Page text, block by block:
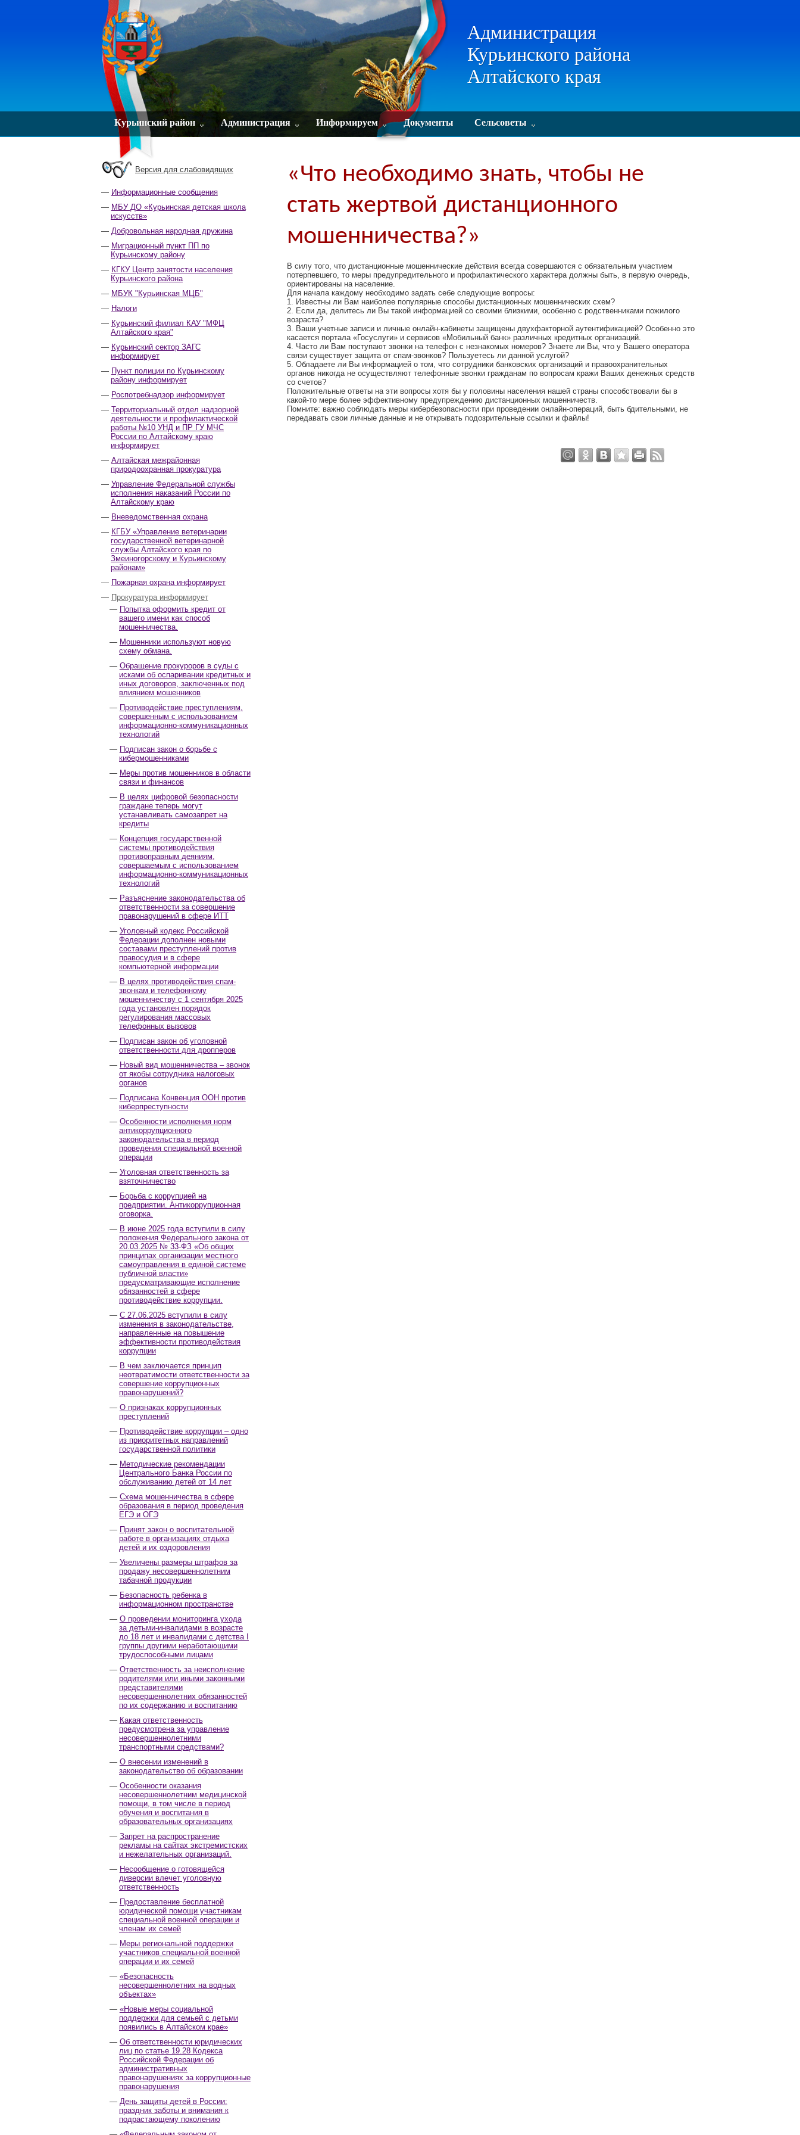
Администрация
Курьинского района
Алтайского края
Курьинский район Администрация Информируем Документы Сельсоветы
Версия для слабовидящих
Информационные сообщения
МБУ ДО «Курьинская детская школа
искусств»
Добровольная народная дружина
Миграционный пункт ПП по
Курьинскому району
КГКУ Центр занятости населения
Курьинского района
МБУК "Курьинская МЦБ"
Налоги
Курьинский филиал КАУ "МФЦ
Алтайского края"
Курьинский сектор ЗАГС
информирует
Пункт полиции по Курьинскому
району информирует
Роспотребнадзор информирует
Территориальный отдел надзорной
деятельности и профилактической
работы №10 УНД и ПР ГУ МЧС
России по Алтайскому краю
информирует
Алтайская межрайонная
природоохранная прокуратура
Управление Федеральной службы
исполнения наказаний России по
Алтайскому краю
Вневедомственная охрана
КГБУ «Управление ветеринарии
государственной ветеринарной
службы Алтайского края по
Змеиногорскому и Курьинскому
районам»
Пожарная охрана информирует
Прокуратура информирует
Попытка оформить кредит от
вашего имени как способ
мошенничества.
Мошенники используют новую
схему обмана.
Обращение прокуроров в суды с
исками об оспаривании кредитных и
иных договоров, заключенных под
влиянием мошенников
Противодействие преступлениям,
совершенным с использованием
информационно-коммуникационных
технологий
Подписан закон о борьбе с
кибермошенниками
Меры против мошенников в области
связи и финансов
В целях цифровой безопасности
граждане теперь могут
устанавливать самозапрет на
кредиты
Концепция государственной
системы противодействия
противоправным деяниям,
совершаемым с использованием
информационно-коммуникационных
технологий
Разъяснение законодательства об
ответственности за совершение
правонарушений в сфере ИТТ
Уголовный кодекс Российской
Федерации дополнен новыми
составами преступлений против
правосудия и в сфере
компьютерной информации
В целях противодействия спам-
звонкам и телефонному
мошенничеству с 1 сентября 2025
года установлен порядок
регулирования массовых
телефонных вызовов
Подписан закон об уголовной
ответственности для дропперов
Новый вид мошенничества – звонок
от якобы сотрудника налоговых
органов
Подписана Конвенция ООН против
киберпреступности
Особенности исполнения норм
антикоррупционного
законодательства в период
проведения специальной военной
операции
Уголовная ответственность за
взяточничество
Борьба с коррупцией на
предприятии. Антикоррупционная
оговорка.
В июне 2025 года вступили в силу
положения Федерального закона от
20.03.2025 № 33-ФЗ «Об общих
принципах организации местного
самоуправления в единой системе
публичной власти»
предусматривающие исполнение
обязанностей в сфере
противодействие коррупции.
С 27.06.2025 вступили в силу
изменения в законодательстве,
направленные на повышение
эффективности противодействия
коррупции
В чем заключается принцип
неотвратимости ответственности за
совершение коррупционных
правонарушений?
О признаках коррупционных
преступлений
Противодействие коррупции – одно
из приоритетных направлений
государственной политики
Методические рекомендации
Центрального Банка России по
обслуживанию детей от 14 лет
Схема мошенничества в сфере
образования в период проведения
ЕГЭ и ОГЭ
Принят закон о воспитательной
работе в организациях отдыха
детей и их оздоровления
Увеличены размеры штрафов за
продажу несовершеннолетним
табачной продукции
Безопасность ребенка в
информационном пространстве
О проведении мониторинга ухода
за детьми-инвалидами в возрасте
до 18 лет и инвалидами с детства I
группы другими неработающими
трудоспособными лицами
Ответственность за неисполнение
родителями или иными законными
представителями
несовершеннолетних обязанностей
по их содержанию и воспитанию
Какая ответственность
предусмотрена за управление
несовершеннолетними
транспортными средствами?
О внесении изменений в
законодательство об образовании
Особенности оказания
несовершеннолетним медицинской
помощи, в том числе в период
обучения и воспитания в
образовательных организациях
Запрет на распространение
рекламы на сайтах экстремистских
и нежелательных организаций.
Несообщение о готовящейся
диверсии влечет уголовную
ответственность
Предоставление бесплатной
юридической помощи участникам
специальной военной операции и
членам их семей
Меры региональной поддержки
участников специальной военной
операции и их семей
«Безопасность
несовершеннолетних на водных
объектах»
«Новые меры социальной
поддержки для семьей с детьми
появились в Алтайском крае»
Об ответственности юридических
лиц по статье 19.28 Кодекса
Российской Федерации об
административных
правонарушениях за коррупционные
правонарушения
День защиты детей в России:
праздник заботы и внимания к
подрастающему поколению
«Что необходимо знать, чтобы не
стать жертвой дистанционного
мошенничества?»
В силу того, что дистанционные мошеннические действия всегда совершаются с обязательным участием
потерпевшего, то меры предупредительного и профилактического характера должны быть, в первую очередь,
ориентированы на население.
Для начала каждому необходимо задать себе следующие вопросы:
1. Известны ли Вам наиболее популярные способы дистанционных мошеннических схем?
2. Если да, делитесь ли Вы такой информацией со своими близкими, особенно с родственниками пожилого
возраста?
3. Ваши учетные записи и личные онлайн-кабинеты защищены двухфакторной аутентификацией? Особенно это
касается портала «Госуслуги» и сервисов «Мобильный банк» различных кредитных организаций.
4. Часто ли Вам поступают звонки на телефон с незнакомых номеров? Знаете ли Вы, что у Вашего оператора
связи существует защита от спам-звонков? Пользуетесь ли данной услугой?
5. Обладаете ли Вы информацией о том, что сотрудники банковских организаций и правоохранительных
органов никогда не осуществляют телефонные звонки гражданам по вопросам кражи Ваших денежных средств
со счетов?
Положительные ответы на эти вопросы хотя бы у половины населения нашей страны способствовали бы в
какой-то мере более эффективному предупреждению дистанционных мошенничеств.
Помните: важно соблюдать меры кибербезопасности при проведении онлайн-операций, быть бдительными, не
передавать свои личные данные и не открывать подозрительные ссылки и файлы!